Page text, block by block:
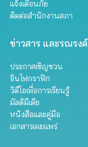
แจ้งเตือนภัย
ติดต่อสำนักงานสภา
ข่าวสาร และรณรงค์
ประกาศเชิญชวน
อินโฟกราฟิก
วิดีโอเพื่อการเรียนรู้
มัลติมีเดีย
หนังสือและคู่มือ
เอกสารเผยแพร่